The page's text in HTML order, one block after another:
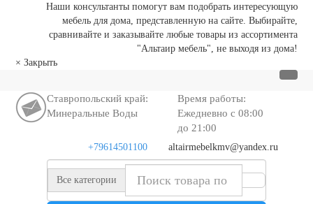
Наши консультанты помогут вам подобрать интересующую
мебель для дома, представленную на сайте. Выбирайте,
сравнивайте и заказывайте любые товары из ассортимента
"Альтаир мебель", не выходя из дома!
× Закрыть
Ставропольский край:
Минеральные Воды
Время работы:
Ежедневно с 08:00
до 21:00
+79614501100 altairmebelkmv@yandex.ru
Все категории